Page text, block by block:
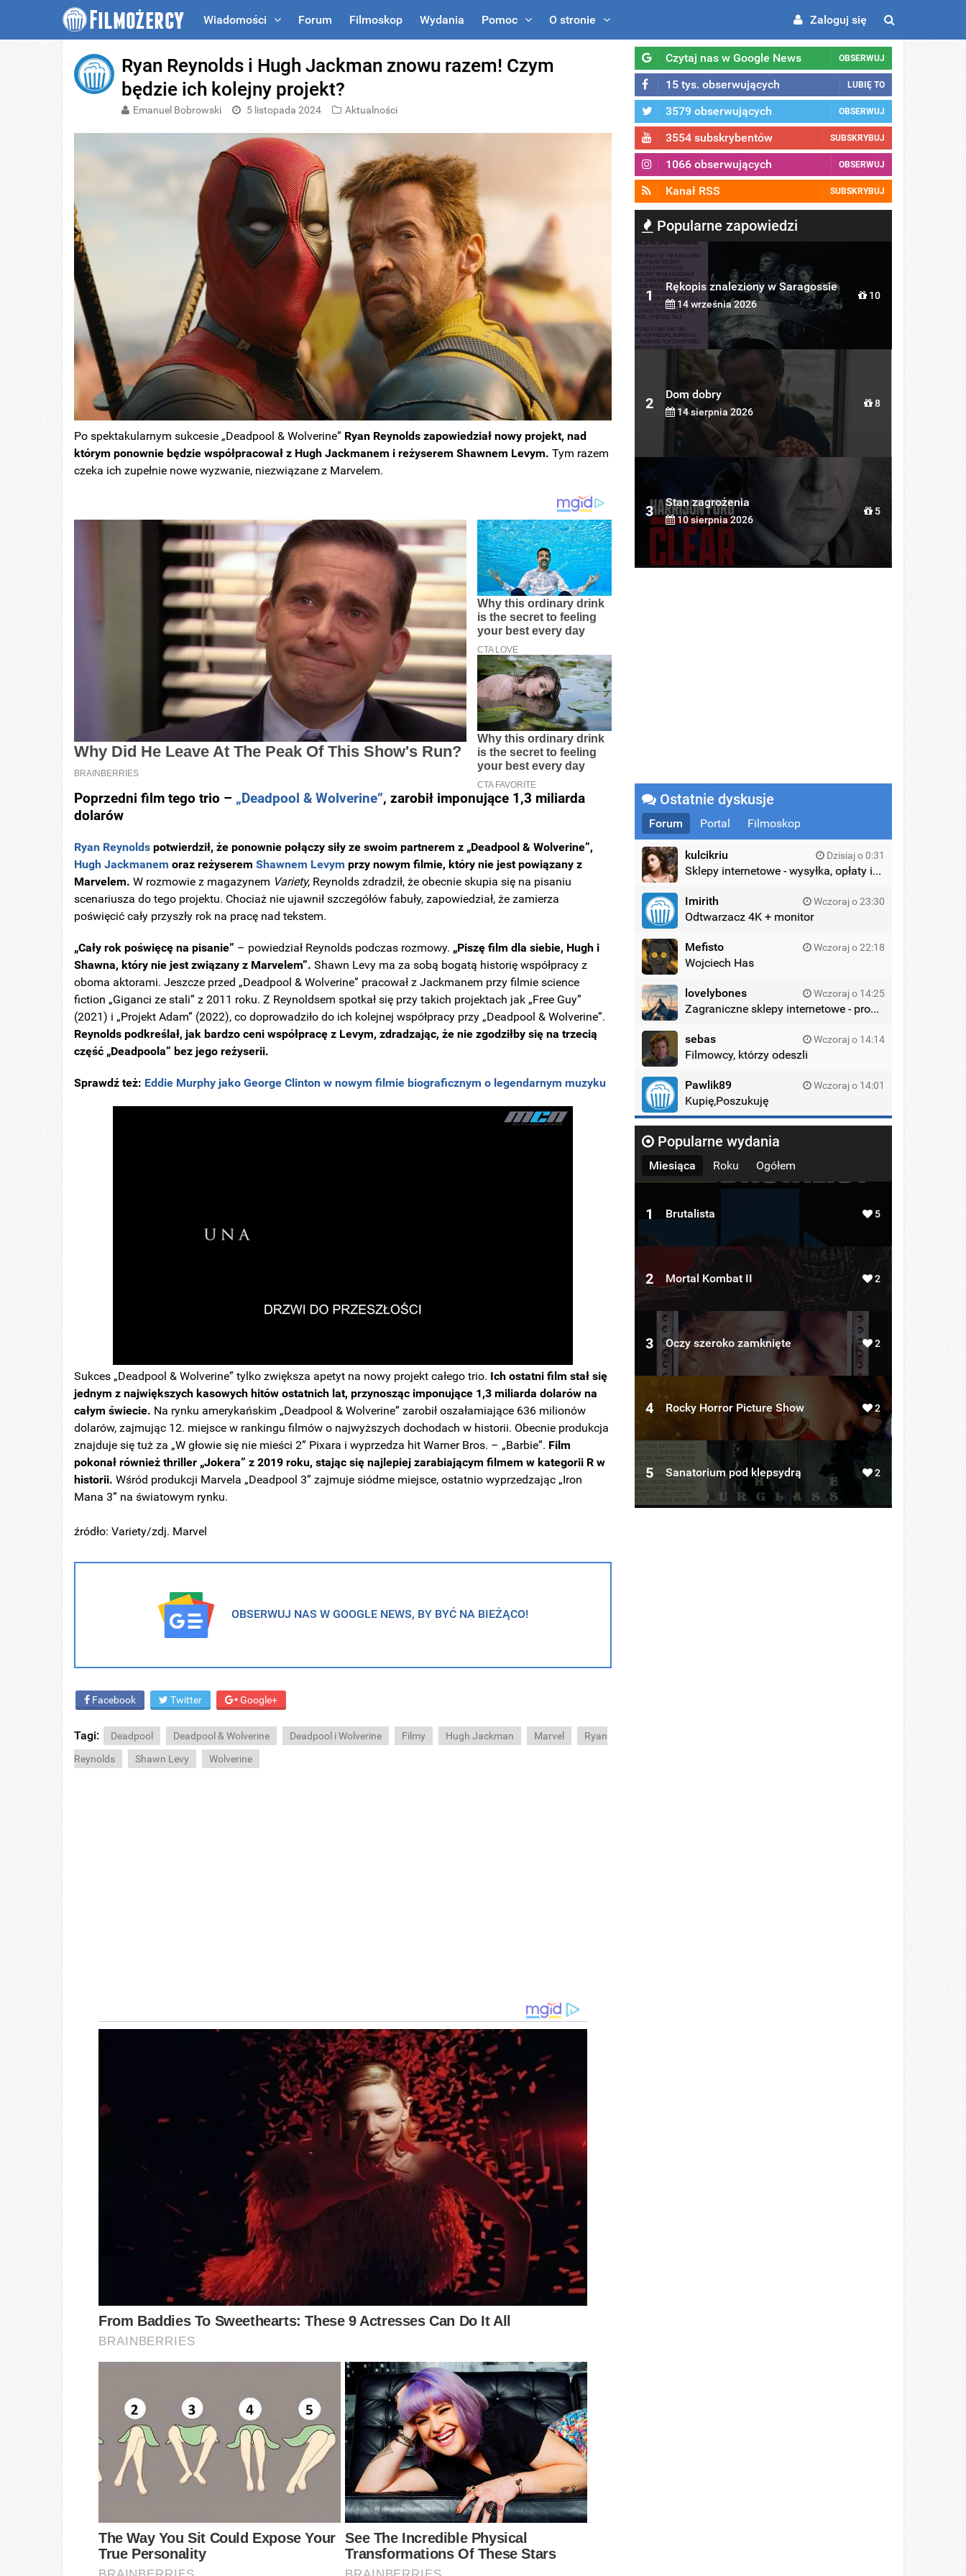
Wiadomości Forum Filmoskop Wydania Pomoc O stronie Zaloguj się
Ryan Reynolds i Hugh Jackman znowu razem! Czym
będzie ich kolejny projekt?
Emanuel Bobrowski 5 listopada 2024 Aktualności
Po spektakularnym sukcesie „Deadpool & Wolverine” Ryan Reynolds zapowiedział nowy projekt, nad
którym ponownie będzie współpracował z Hugh Jackmanem i reżyserem Shawnem Levym. Tym razem
czeka ich zupełnie nowe wyzwanie, niezwiązane z Marvelem.
Poprzedni film tego trio – „Deadpool & Wolverine”, zarobił imponujące 1,3 miliarda
dolarów
Ryan Reynolds potwierdził, że ponownie połączy siły ze swoim partnerem z „Deadpool & Wolverine”,
Hugh Jackmanem oraz reżyseremShawnem Levym przy nowym filmie, który nie jest powiązany z
Marvelem. W rozmowie z magazynem Variety, Reynolds zdradził, że obecnie skupia się na pisaniu
scenariusza do tego projektu. Chociaż nie ujawnił szczegółów fabuły, zapowiedział, że zamierza
poświęcić cały przyszły rok na pracę nad tekstem.
„Cały rok poświęcę na pisanie” – powiedział Reynolds podczas rozmowy. „Piszę film dla siebie, Hugh i
Shawna, który nie jest związany z Marvelem”. Shawn Levy ma za sobą bogatą historię współpracy z
oboma aktorami. Jeszcze przed „Deadpool & Wolverine” pracował z Jackmanem przy filmie science
fiction „Giganci ze stali” z 2011 roku. Z Reynoldsem spotkał się przy takich projektach jak „Free Guy”
(2021) i „Projekt Adam” (2022), co doprowadziło do ich kolejnej współpracy przy „Deadpool & Wolverine”.
Reynolds podkreślał, jak bardzo ceni współpracę z Levym, zdradzając, że nie zgodziłby się na trzecią
część „Deadpoola” bez jego reżyserii.
Sprawdź też: Eddie Murphy jako George Clinton w nowym filmie biograficznym o legendarnym muzyku
Sukces „Deadpool & Wolverine” tylko zwiększa apetyt na nowy projekt całego trio. Ich ostatni film stał się
jednym z największych kasowych hitów ostatnich lat, przynosząc imponujące 1,3 miliarda dolarów na
całym świecie. Na rynku amerykańskim „Deadpool & Wolverine” zarobił oszałamiające 636 milionów
dolarów, zajmując 12. miejsce w rankingu filmów o najwyższych dochodach w historii. Obecnie produkcja
znajduje się tuż za „W głowie się nie mieści 2” Pixara i wyprzedza hit Warner Bros. – „Barbie”. Film
pokonał również thriller „Jokera” z 2019 roku, stając się najlepiej zarabiającym filmem w kategorii R w
historii. Wśród produkcji Marvela „Deadpool 3” zajmuje siódme miejsce, ostatnio wyprzedzając „Iron
Mana 3” na światowym rynku.
źródło: Variety/zdj. Marvel
OBSERWUJ NAS W GOOGLE NEWS, BY BYĆ NA BIEŻĄCO!
Facebook Twitter Google+
Tagi: Deadpool Deadpool & Wolverine Deadpool i Wolverine Filmy Hugh Jackman Marvel
Ryan
Reynolds
Shawn Levy Wolverine
Czytaj nas w Google News OBSERWUJ
15 tys. obserwujących LUBIĘ TO
3579 obserwujących OBSERWUJ
3554 subskrybentów SUBSKRYBUJ
1066 obserwujących OBSERWUJ
Kanał RSS SUBSKRYBUJ
Popularne zapowiedzi
1
Rękopis znaleziony w Saragossie
14 września 2026
10
2
Dom dobry
14 sierpnia 2026
8
3
Stan zagrożenia
10 sierpnia 2026
5
Ostatnie dyskusje
Forum Portal Filmoskop
kulcikriu Dzisiaj o 0:31
Sklepy internetowe - wysyłka, opłaty itd.
Imirith Wczoraj o 23:30
Odtwarzacz 4K + monitor
Mefisto Wczoraj o 22:18
Wojciech Has
lovelybones Wczoraj o 14:25
Zagraniczne sklepy internetowe - promocje
sebas Wczoraj o 14:14
Filmowcy, którzy odeszli
Pawlik89 Wczoraj o 14:01
Kupię,Poszukuję
Popularne wydania
Miesiąca Roku Ogółem
1 Brutalista 5
2 Mortal Kombat II 2
3 Oczy szeroko zamknięte 2
4 Rocky Horror Picture Show 2
5 Sanatorium pod klepsydrą 2